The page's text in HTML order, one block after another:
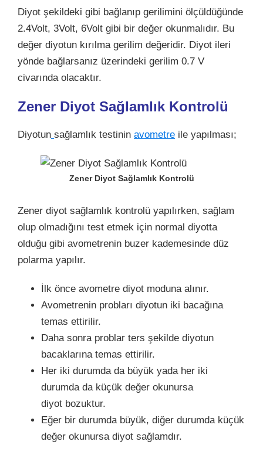
Diyot şekildeki gibi bağlanıp gerilimini ölçüldüğünde
2.4Volt, 3Volt, 6Volt gibi bir değer okunmalıdır. Bu
değer diyotun kırılma gerilim değeridir. Diyot ileri
yönde bağlarsanız üzerindeki gerilim 0.7 V
civarında olacaktır.
Zener Diyot Sağlamlık Kontrolü
Diyotun sağlamlık testinin avometre ile yapılması;
Zener Diyot Sağlamlık Kontrolü
Zener diyot sağlamlık kontrolü yapılırken, sağlam
olup olmadığını test etmek için normal diyotta
olduğu gibi avometrenin buzer kademesinde düz
polarma yapılır.
İlk önce avometre diyot moduna alınır.
Avometrenin probları diyotun iki bacağına
temas ettirilir.
Daha sonra problar ters şekilde diyotun
bacaklarına temas ettirilir.
Her iki durumda da büyük yada her iki
durumda da küçük değer okunursa
diyot bozuktur.
Eğer bir durumda büyük, diğer durumda küçük
değer okunursa diyot sağlamdır.